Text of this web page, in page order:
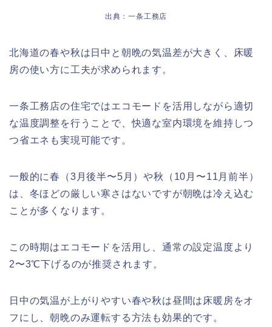
出典：一条工務店
北海道の春や秋は日中と朝晩の気温差が大きく、床暖
房の使い方に工夫が求められます。
一条工務店の住宅ではエコモードを活用しながら適切
な温度調整を行うことで、快適な室内環境を維持しつ
つ省エネも実現可能です。
一般的に春（3月後半〜5月）や秋（10月〜11月前半）
は、冬ほどの厳しい寒さはないですが朝晩は冷え込む
ことが多くなります。
この時期はエコモードを活用し、通常の設定温度より
2〜3℃下げるのが推奨されます。
日中の気温が上がりやすい春や秋は昼間は床暖房をオ
フにし、朝晩のみ運転する方法も効果的です。